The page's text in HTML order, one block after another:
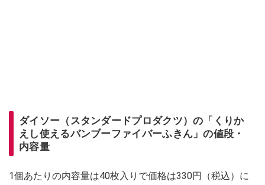
ダイソー（スタンダードプロダクツ）の「くりか
えし使えるバンブーファイバーふきん」の値段・
内容量
1個あたりの内容量は40枚入りで価格は330円（税込）に